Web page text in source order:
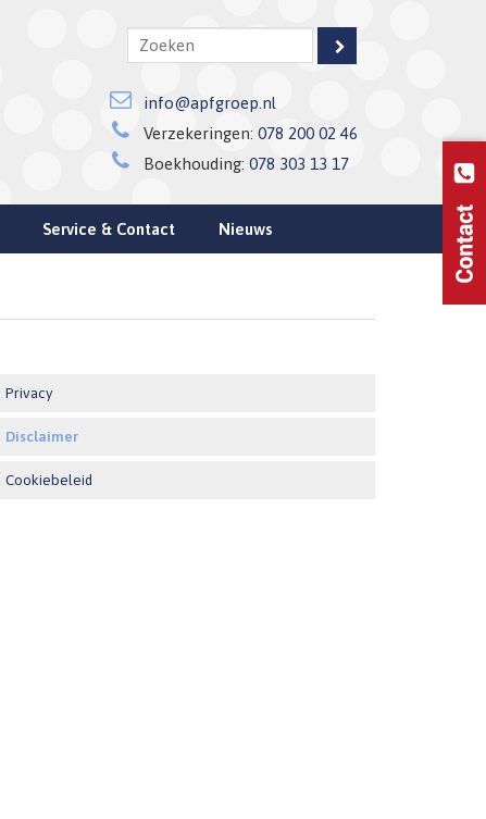
info@apfgroep.nl
Verzekeringen: 078 200 02 46
Boekhouding: 078 303 13 17
Service & Contact Nieuws
Privacy
Disclaimer
Cookiebeleid